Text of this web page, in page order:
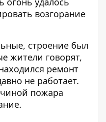
возгорание
строение был
жители говорят,
ремонт
не работает.
пожара